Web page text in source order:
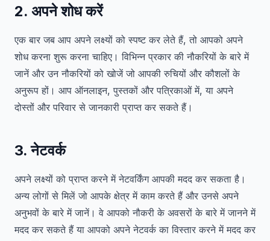
2. अपने शोध करें
एक बार जब आप अपने लक्ष्यों को स्पष्ट कर लेते हैं, तो आपको अपने
शोध करना शुरू करना चाहिए। विभिन्न प्रकार की नौकरियों के बारे में
जानें और उन नौकरियों को खोजें जो आपकी रुचियों और कौशलों के
अनुरूप हों। आप ऑनलाइन, पुस्तकों और पत्रिकाओं में, या अपने
दोस्तों और परिवार से जानकारी प्राप्त कर सकते हैं।
3. नेटवर्क
अपने लक्ष्यों को प्राप्त करने में नेटवर्किंग आपकी मदद कर सकता है।
अन्य लोगों से मिलें जो आपके क्षेत्र में काम करते हैं और उनसे अपने
अनुभवों के बारे में जानें। वे आपको नौकरी के अवसरों के बारे में जानने में
मदद कर सकते हैं या आपको अपने नेटवर्क का विस्तार करने में मदद कर